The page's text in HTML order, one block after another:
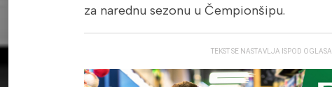
za narednu sezonu u Čempionšipu.
TEKST SE NASTAVLJA ISPOD OGLASA